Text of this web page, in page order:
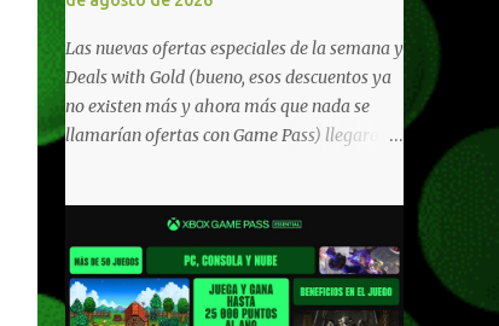
Las nuevas ofertas especiales de la semana y
Deals with Gold (bueno, esos descuentos ya
no existen más y ahora más que nada se
llamarían ofertas con Game Pass) llegaron a
10/11, varios de los juegos que están de
oferta también cuentan con soporte para
Xbox Play Anywhere, lo que nos permite
jugarlos y mantener un progreso